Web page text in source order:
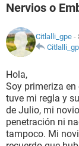
NUTRICIÓN
BIENESTAR
SEXUALIDAD
GLOSARIO
Nervios o
Citlalli_gpe -
Hola,
Soy primeriza
tuve mi regla y
de Julio, mi
penetración ni
tampoco. Mi